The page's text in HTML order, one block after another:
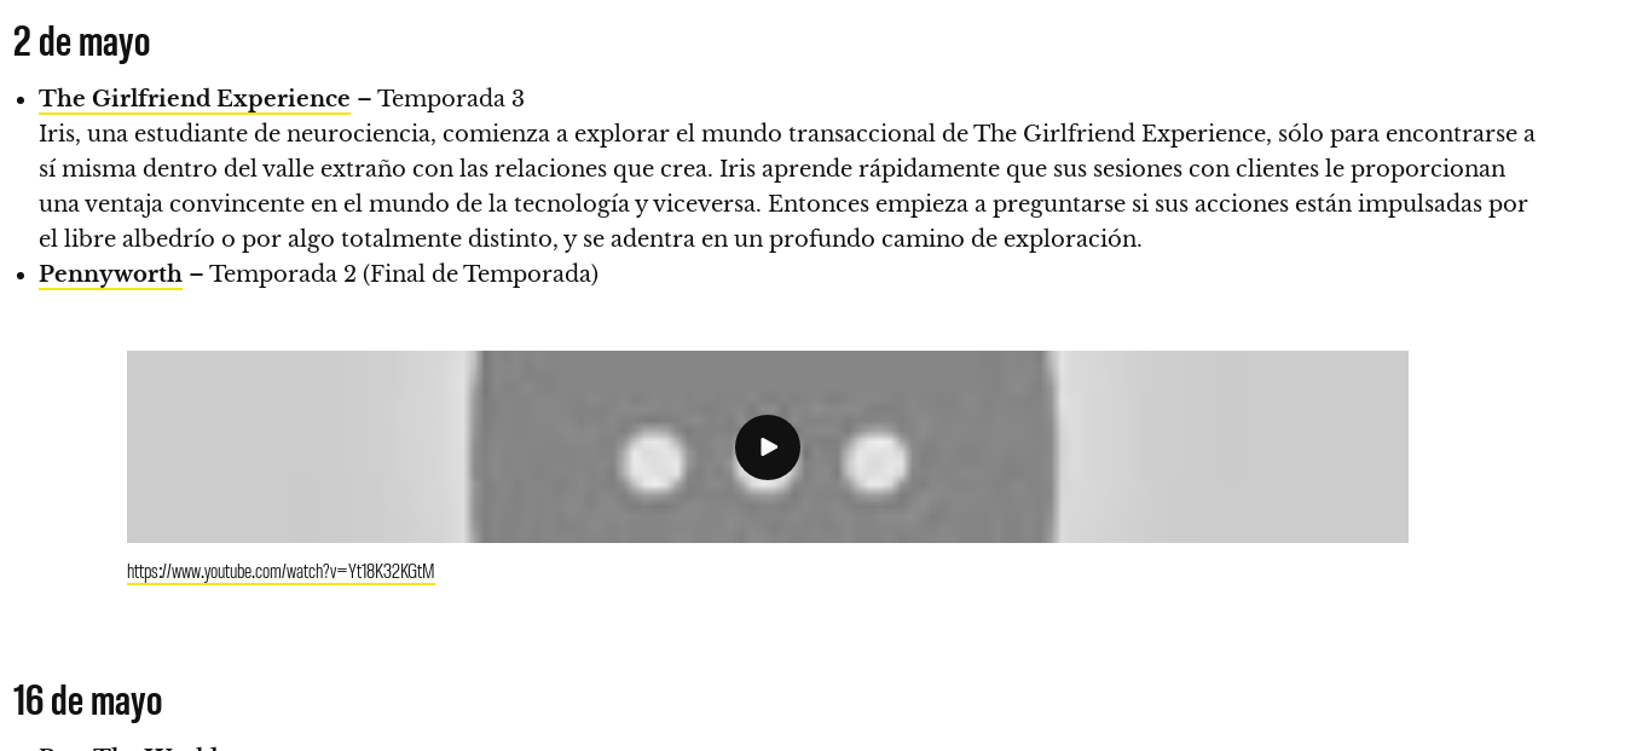
2 de mayo
The Girlfriend Experience – Temporada 3
Iris, una estudiante de neurociencia, comienza a explorar el mundo transaccional de The Girlfriend Experience, sólo para encontrarse a
sí misma dentro del valle extraño con las relaciones que crea. Iris aprende rápidamente que sus sesiones con clientes le proporcionan
una ventaja convincente en el mundo de la tecnología y viceversa. Entonces empieza a preguntarse si sus acciones están impulsadas por
el libre albedrío o por algo totalmente distinto, y se adentra en un profundo camino de exploración.
Pennyworth – Temporada 2 (Final de Temporada)
https://www.youtube.com/watch?v=Yt18K32KGtM
16 de mayo